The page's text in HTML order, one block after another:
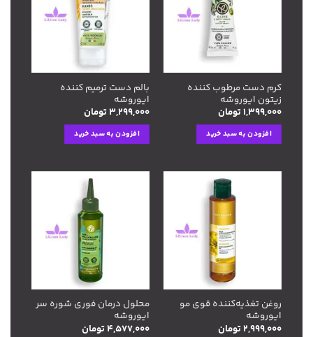
علاقه
مندی
کرم دست مرطوب کننده
زیتون ایوروشه
۱,۳۹۹,۰۰۰تومان
افزودن به سبد خرید
علاقه
مندی
بالم دست ترمیم کننده
ایوروشه
۳,۲۹۹,۰۰۰تومان
افزودن به سبد خرید
علاقه
مندی
روغن تغذیه‌کننده قوی مو
ایوروشه
۲,۹۹۹,۰۰۰تومان
علاقه
مندی
محلول درمان فوری شوره سر
ایوروشه
۴,۵۷۷,۰۰۰تومان